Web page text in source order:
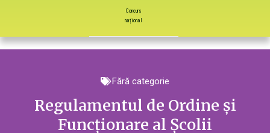
Concurs
național
Fără categorie
Regulamentul de Ordine și
Funcționare al Școlii